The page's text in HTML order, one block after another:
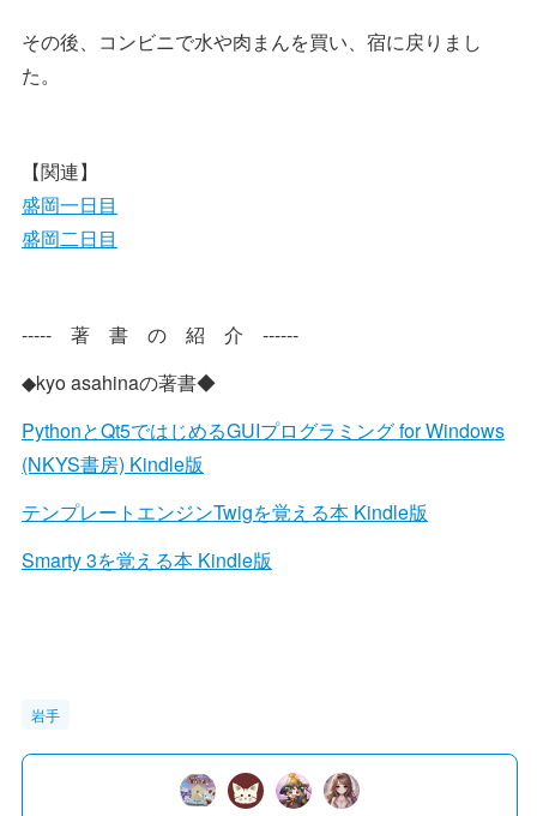
その後、コンビニで水や肉まんを買い、宿に戻りまし
た。
【関連】
盛岡一日目
盛岡二日目
----- 著 書 の 紹 介 ------
◆kyo asahinaの著書◆
PythonとQt5ではじめるGUIプログラミング for Windows
(NKYS書房) Kindle版
テンプレートエンジンTwigを覚える本 Kindle版
Smarty 3を覚える本 Kindle版
岩手